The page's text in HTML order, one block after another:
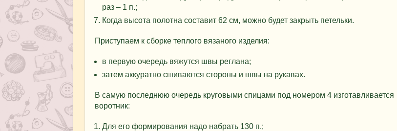
раз – 1 п.;
Когда высота полотна составит 62 см, можно будет закрыть петельки.
Приступаем к сборке теплого вязаного изделия:
в первую очередь вяжутся швы реглана;
затем аккуратно сшиваются стороны и швы на рукавах.
В самую последнюю очередь круговыми спицами под номером 4 изготавливается
воротник:
Для его формирования надо набрать 130 п.;